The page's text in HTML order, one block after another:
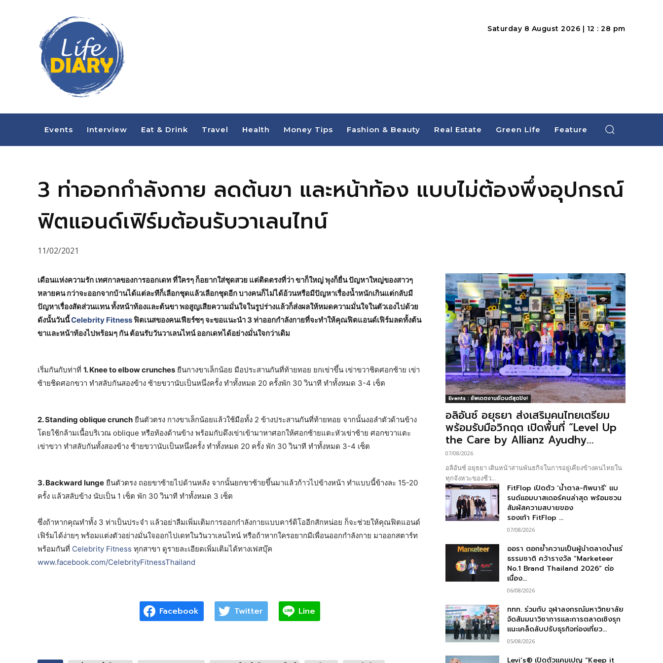
Saturday 8 August 2026 | 12 : 28 pm
Events Interview Eat & Drink Travel Health Money Tips Fashion & Beauty Real Estate Green Life Feature
3 ท่าออกกำลังกาย ลดต้นขา และหน้าท้อง แบบไม่ต้องพึ่งอุปกรณ์
ฟิตแอนด์เฟิร์มต้อนรับวาเลนไทน์
11/02/2021
เดือนแห่งความรัก เทศกาลของการออกเดท ที่ใครๆ ก็อยากใส่ชุดสวย แต่ติดตรงที่ว่า ขาก็ใหญ่ พุงก็ยื่น ปัญหาใหญ่ของสาวๆ
หลายคน กว่าจะออกจากบ้านได้แต่ละทีก็เลือกชุดแล้วเลือกชุดอีก บางคนก็ไม่ได้อ้วนหรือมีปัญหาเรื่องน้ำหนักเกินแต่กลับมี
ปัญหาเรื่องสัดส่วนแทน ทั้งหน้าท้องและต้นขา พอสูญเสียความมั่นใจในรูปร่างแล้วก็ส่งผลให้หมดความมั่นใจในตัวเองไปด้วย
ดังนั้นวันนี้Celebrity Fitnessฟิตเนสของคนเฟียร์ซๆ จะขอแนะนำ 3 ท่าออกกำลังกายที่จะทำให้คุณฟิตแอนด์เฟิร์มลดทั้งต้น
ขาและหน้าท้องไปพร้อมๆ กัน ต้อนรับวันวาเลนไทน์ ออกเดทได้อย่างมั่นใจกว่าเดิม
เริ่มกันกับท่าที่ 1. Knee to elbow crunches ยืนกางขาเล็กน้อย มือประสานกันที่ท้ายทอย ยกเข่าขึ้น เข่าขวาชิดศอกซ้าย เข่า
ซ้ายชิดศอกขวา ทำสลับกันสองข้าง ซ้ายขวานับเป็นหนึ่งครั้ง ทำทั้งหมด 20 ครั้งพัก 30 วินาที ทำทั้งหมด 3-4 เซ็ต
2. Standing oblique crunch ยืนตัวตรง กางขาเล็กน้อยแล้วใช้มือทั้ง 2 ข้างประสานกันที่ท้ายทอย จากนั้นงอลำตัวด้านข้าง
โดยใช้กล้ามเนื้อบริเวณ oblique หรือท้องด้านข้าง พร้อมกับดึงเข่าเข้ามาหาศอกให้ศอกซ้ายแตะหัวเข่าซ้าย ศอกขวาแตะ
เข่าขวา ทำสลับกันทั้งสองข้าง ซ้ายขวานับเป็นหนึ่งครั้ง ทำทั้งหมด 20 ครั้ง พัก 30 วินาที ทำทั้งหมด 3-4 เซ็ต
3.Backward lunge ยืนตัวตรง ถอยขาซ้ายไปด้านหลัง จากนั้นยกขาซ้ายขึ้นมาแล้วก้าวไปข้างหน้า ทำแบบนี้ข้างละ 15-20
ครั้ง แล้วสลับข้าง นับเป็น 1 เซ็ต พัก 30 วินาที ทำทั้งหมด 3 เซ็ต
ซึ่งถ้าหากคุณทำทั้ง 3 ท่าเป็นประจำ แล้วอย่าลืมเพิ่มเติมการออกกำลังกายแบบคาร์ดิโออีกสักหน่อย ก็จะช่วยให้คุณฟิตแอนด์
เฟิร์มได้ง่ายๆ พร้อมแต่งตัวอย่างมั่นใจออกไปเดทในวันวาเลนไทน์ หรือถ้าหากใครอยากมีเพื่อนออกกำลังกาย มาออกสตาร์ท
พร้อมกันที่ Celebrity Fitness ทุกสาขา ดูรายละเอียดเพิ่มเติมได้ทางเฟสบุ๊ค
www.facebook.com/CelebrityFitnessThailand
Facebook Twitter Line
Events : อัพเดตงานอีเวนต์สุดปัง!
อลิอันซ์ อยุธยา ส่งเสริมคนไทยเตรียม
พร้อมรับมือวิกฤต เปิดพื้นที่ “Level Up
the Care by Allianz Ayudhy...
07/08/2026
อลิอันซ์ อยุธยา เดินหน้าสานพันธกิจในการอยู่เคียงข้างคนไทยใน
ทุกจังหวะของชีว...
FitFlop เปิดตัว ‘น้ำตาล-ทิพนารี’ แบ
รนด์แอมบาสเดอร์คนล่าสุด พร้อมชวน
สัมผัสความสบายของ
รองเท้า FitFlop ...
07/08/2026
ออรา ตอกย้ำความเป็นผู้นำตลาดน้ำแร่
ธรรมชาติ คว้ารางวัล “Marketeer
No.1 Brand Thailand 2026” ต่อ
เนื่อง...
06/08/2026
ททท. ร่วมกับ จุฬาลงกรณ์มหาวิทยาลัย
จัดสัมมนาวิชาการและการตลาดเชิงรุก
แนะเคล็ดลับปรับธุรกิจท่องเที่ยว...
05/08/2026
Levi’s® เปิดตัวแคมเปญ “Keep it